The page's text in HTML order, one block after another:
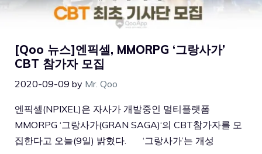
[Qoo 뉴스]엔픽셀, MMORPG ‘그랑사가’
CBT 참가자 모집
2020-09-09 by Mr. Qoo
엔픽셀(NPIXEL)은 자사가 개발중인 멀티플랫폼
MMORPG ‘그랑사가(GRAN SAGA)‘의 CBT참가자를 모
집한다고 오늘(9일) 밝혔다. ‘그랑사가’는 개성